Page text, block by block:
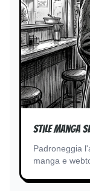
Stile Manga
Padroneggia
manga e
nostro motore